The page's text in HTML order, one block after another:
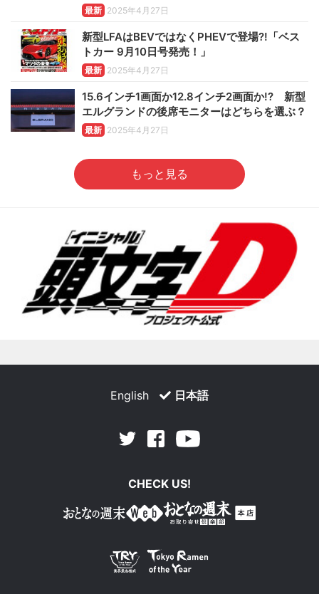
最新 2025年4月27日
新型LFAはBEVではなくPHEVで登場?!「ベス
トカー 9月10日号発売！」
最新 2025年4月27日
15.6インチ1画面か12.8インチ2画面か!? 新型
エルグランドの後席モニターはどちらを選ぶ？
最新 2025年4月27日
もっと見る
English 日本語
Twitter Facebook
CHECK US!